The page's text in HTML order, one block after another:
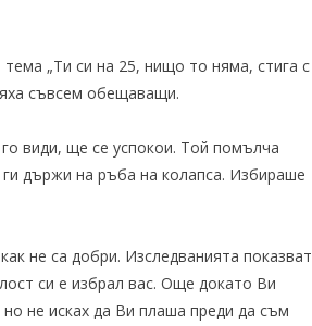
„Ти си на 25, нищо то няма, стига с
съвсем обещаващи.
види, ще се успокои. Той помълча
държи на ръба на колапса. Избираше
не са добри. Изследванията показват
си е избрал вас. Още докато Ви
не исках да Ви плаша преди да съм